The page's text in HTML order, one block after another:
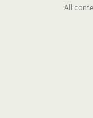
All